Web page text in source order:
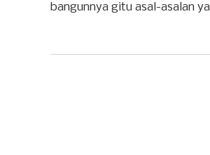
bangunnya gitu asal-asalan ya